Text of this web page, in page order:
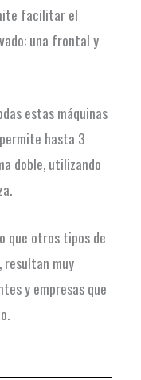
facilitar el
una frontal y
estas máquinas
hasta 3
doble, utilizando
que otros tipos de
resultan muy
y empresas que